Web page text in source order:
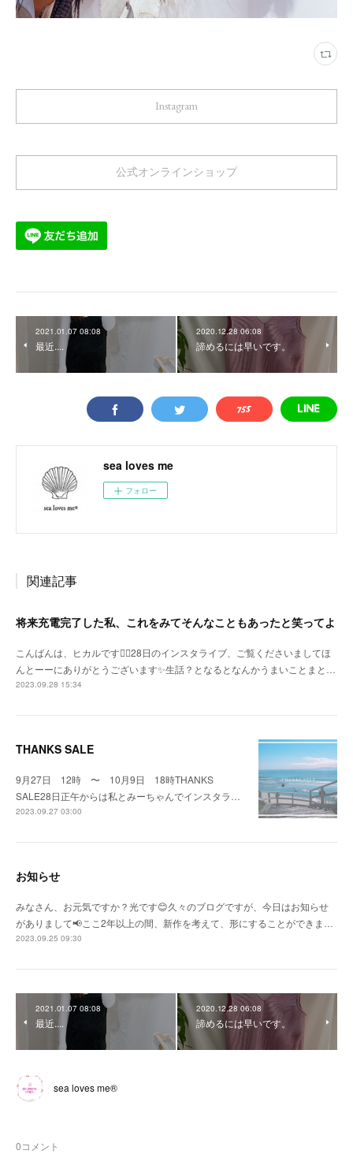
Instagram
公式オンラインショップ
2021.01.07 08:08
最近....
2020.12.28 06:08
諦めるには早いです。
sea loves me
フォロー
関連記事
将来充電完了した私、これをみてそんなこともあったと笑ってよ
こんばんは、ヒカルです🙇‍♀️28日のインスタライブ、ご覧くださいましてほ
んとーーにありがとうございます✨生話？となるとなんかうまいことまと…
2023.09.28 15:34
THANKS SALE
9月27日 12時 〜 10月9日 18時THANKS
SALE28日正午からは私とみーちゃんでインスタラ…
2023.09.27 03:00
お知らせ
みなさん、お元気ですか？光です😊久々のブログですが、今日はお知らせ
がありまして📢ここ2年以上の間、新作を考えて、形にすることができま…
2023.09.25 09:30
2021.01.07 08:08
最近....
2020.12.28 06:08
諦めるには早いです。
sea loves me®︎
0コメント